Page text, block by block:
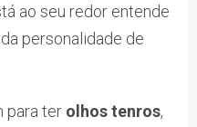
ao seu redor entende
personalidade de
para ter olhos tenros,